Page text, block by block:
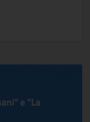
e "La